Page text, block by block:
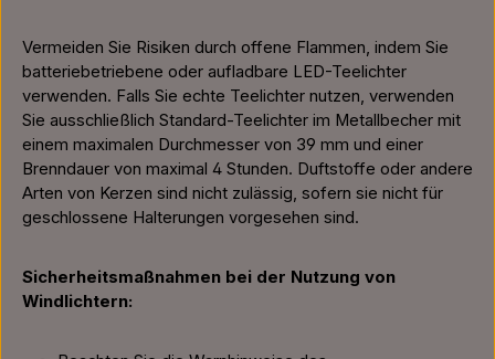
Vermeiden Sie Risiken durch offene Flammen, indem Sie
batteriebetriebene oder aufladbare LED-Teelichter
verwenden. Falls Sie echte Teelichter nutzen, verwenden
Sie ausschließlich Standard-Teelichter im Metallbecher mit
einem maximalen Durchmesser von 39 mm und einer
Brenndauer von maximal 4 Stunden. Duftstoffe oder andere
Arten von Kerzen sind nicht zulässig, sofern sie nicht für
geschlossene Halterungen vorgesehen sind.
Sicherheitsmaßnahmen bei der Nutzung von
Windlichtern: